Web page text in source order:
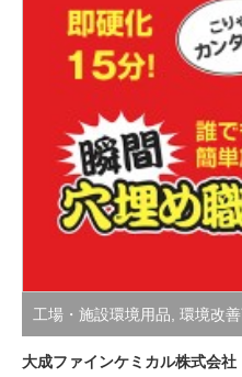
工場・施設環境用品, 環境改
大成ファインケミカル株式会